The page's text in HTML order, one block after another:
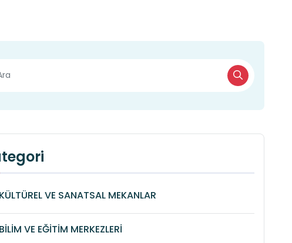
KÜLTÜREL VE SANATSAL MEKANLAR
BİLİM VE EĞİTİM MERKEZLERİ